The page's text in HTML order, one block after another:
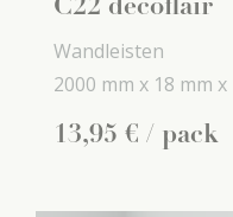
C22 decoflair
Wandleisten
2000 mm x 18 mm x
13,95 € / pack